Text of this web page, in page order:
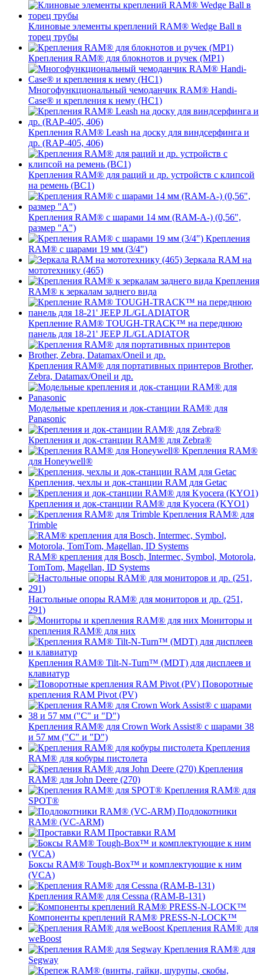
Клиновые элементы креплений RAM® Wedge Ball в
торец трубы
Крепления RAM® для блокнотов и ручек (MP1)
Многофункциональный чемоданчик RAM® Handi-
Case® и крепления к нему (HC1)
Крепления RAM® Leash на доску для виндсерфинга и
др. (RAP-405, 406)
Крепления RAM® для раций и др. устройств с клипсой
на ремень (BC1)
Крепления RAM® с шарами 14 мм (RAM-A-) (0,56",
размер "A")
Крепления
RAM® с шарами 19 мм (3/4")
Зеркала RAM на
мототехнику (465)
Крепления
RAM® к зеркалам заднего вида
Крепление RAM® TOUGH-TRACK™ на переднюю
панель для 18-21' JEEP JL/GLADIATOR
Крепления RAM® для портативных принтеров Brother,
Zebra, Datamax/Oneil и др.
Модельные крепления и док-станции RAM® для
Panasonic
Крепления и док-станции RAM® для Zebra®
Крепления RAM®
для Honeywell®
Крепления, чехлы и док-станции RAM для Getac
Крепления и док-станции RAM® для Kyocera (KYO1)
Крепления RAM® для
Trimble
RAM® крепления для Bosch, Intermec, Symbol, Motorola,
TomTom, Magellan, ID Systems
Настольные опоры RAM® для мониторов и др. (251,
291)
Мониторы и
крепления RAM® для них
Крепления RAM® Tilt-N-Turn™ (MDT) для дисплеев и
клавиатур
Поворотные
крепления RAM Pivot (PV)
Крепления RAM® для Crown Work Assist® с шарами 38
и 57 мм ("C" и "D")
Крепления
RAM® для кобуры пистолета
Крепления
RAM® для John Deere (270)
Крепления RAM® для
SPOT®
Подлокотники
RAM® (VC-ARM)
Проставки RAM
Боксы RAM® Tough-Box™ и комплектующие к ним
(VCA)
Крепления RAM® для Cessna (RAM-B-131)
Компоненты креплений RAM® PRESS-N-LOCK™
Крепления RAM® для
weBoost
Крепления RAM® для
Segway